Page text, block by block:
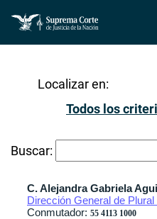
Localizar en:
Todos los
Buscar:
C. Alejandra Gabriela
Dirección General de
Conmutador: 55 4113 1000